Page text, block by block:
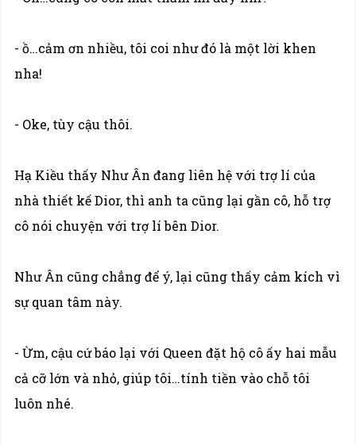
- ồ…cảm ơn nhiều, tôi coi như đó là một lời khen
nha!
- Oke, tùy cậu thôi.
Hạ Kiều thấy Như Ân đang liên hệ với trợ lí của
nhà thiết kế Dior, thì anh ta cũng lại gần cô, hỗ trợ
cô nói chuyện với trợ lí bên Dior.
Như Ân cũng chẳng để ý, lại cũng thấy cảm kích vì
sự quan tâm này.
- Ừm, cậu cứ báo lại với Queen đặt hộ cô ấy hai mẫu
cả cỡ lớn và nhỏ, giúp tôi…tính tiền vào chỗ tôi
luôn nhé.